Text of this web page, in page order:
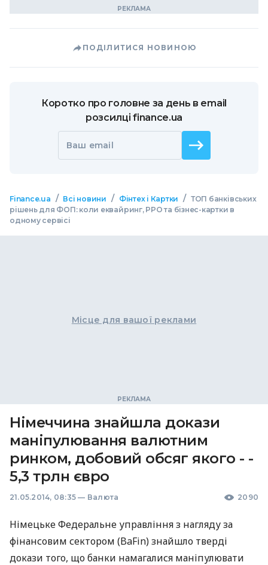
ПОДІЛИТИСЯ НОВИНОЮ
Коротко про головне за день в email
розсилці finance.ua
Ваш email
Finance.ua / Всі новини / Фінтех і Картки / ТОП банківських
рішень для ФОП: коли еквайринг, РРО та бізнес-картки в
одному сервісі
Місце для вашої реклами
Німеччина знайшла докази
маніпулювання валютним
ринком, добовий обсяг якого - -
5,3 трлн євро
21.05.2014, 08:35 — Валюта 2090
Німецьке Федеральне управління з нагляду за
фінансовим сектором (BaFin) знайшло тверді
докази того, що банки намагалися маніпулювати